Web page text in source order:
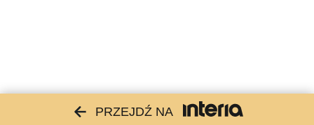
PRZEJDŹ NA